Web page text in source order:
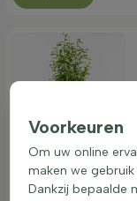
Voorkeuren
Om uw online
maken we
Dankzij bepaalde